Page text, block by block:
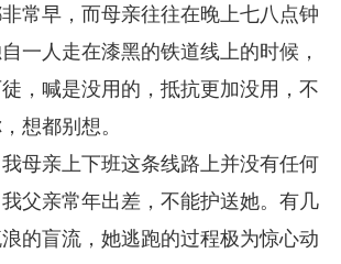
常早，而母亲往往在晚上七八点钟
一人走在漆黑的铁道线上的时候，
，喊是没用的，抵抗更加没用，不
想都别想。
母亲上下班这条线路上并没有任何
父亲常年出差，不能护送她。有几
的盲流，她逃跑的过程极为惊心动